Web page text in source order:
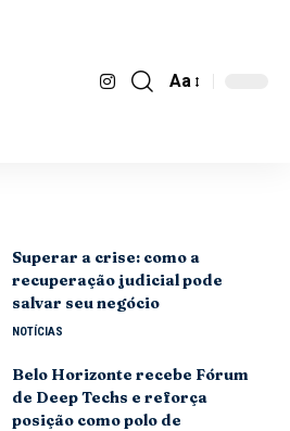
Aa
Superar a crise: como a
recuperação judicial pode
salvar seu negócio
NOTÍCIAS
Belo Horizonte recebe Fórum
de Deep Techs e reforça
posição como polo de